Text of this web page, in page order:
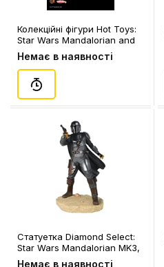
Колекційні фігури Hot Toys:
Star Wars Mandalorian and
IG-11 Bobble-Head, (82718)
Немає в наявності
Статуетка Diamond Select:
Star Wars Mandalorian MK3,
(201909)
Немає в наявності